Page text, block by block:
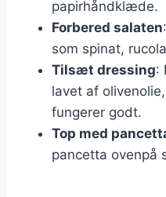
papirhåndklæde.
Forbered salaten
som spinat,
Tilsæt dressing:
lavet af
fungerer godt.
Top med
pancetta ovenpå